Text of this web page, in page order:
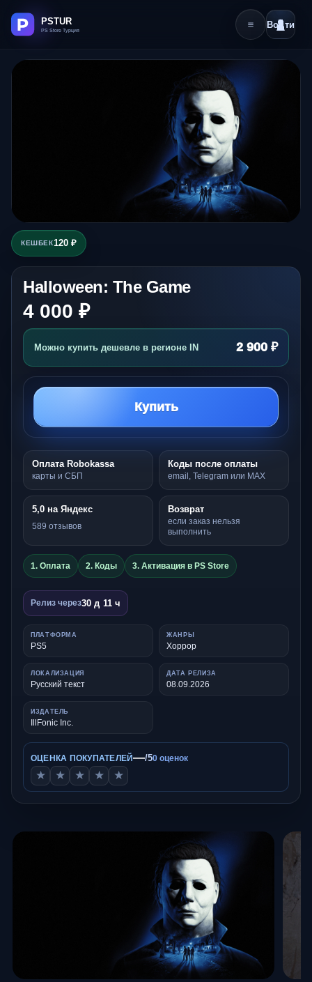
Войти
КЕШБЕК120 ₽
Halloween: The Game
4 000 ₽
Можно купить дешевле в регионе IN 2 900 ₽
Купить
Оплата Robokassa
карты и СБП
Коды после оплаты
email, Telegram или MAX
5,0 на Яндекс
589 отзывов
Возврат
если заказ нельзя
выполнить
1. Оплата 2. Коды 3. Активация в PS Store
Релиз через30 д 11 ч
ПЛАТФОРМА
PS5
ЖАНРЫ
Хоррор
ЛОКАЛИЗАЦИЯ
Русский текст
ДАТА РЕЛИЗА
08.09.2026
ИЗДАТЕЛЬ
IllFonic Inc.
ОЦЕНКА ПОКУПАТЕЛЕЙ—/50 оценок
★ ★ ★ ★ ★